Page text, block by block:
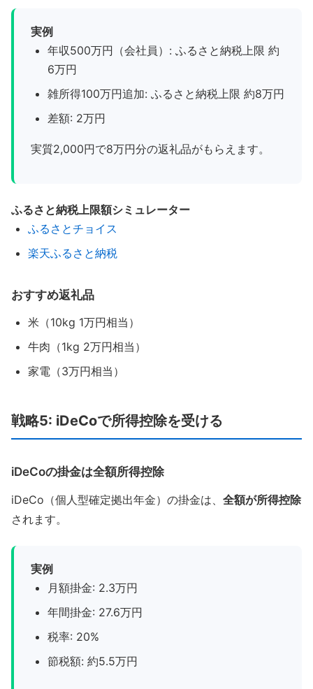
実例
年収500万円（会社員）: ふるさと納税上限 約
6万円
雑所得100万円追加: ふるさと納税上限 約8万円
差額: 2万円
実質2,000円で8万円分の返礼品がもらえます。
ふるさと納税上限額シミュレーター
ふるさとチョイス
楽天ふるさと納税
おすすめ返礼品
米（10kg 1万円相当）
牛肉（1kg 2万円相当）
家電（3万円相当）
戦略5: iDeCoで所得控除を受ける
iDeCoの掛金は全額所得控除
iDeCo（個人型確定拠出年金）の掛金は、 全額が所得控除
されます。
実例
月額掛金: 2.3万円
年間掛金: 27.6万円
税率: 20%
節税額: 約5.5万円